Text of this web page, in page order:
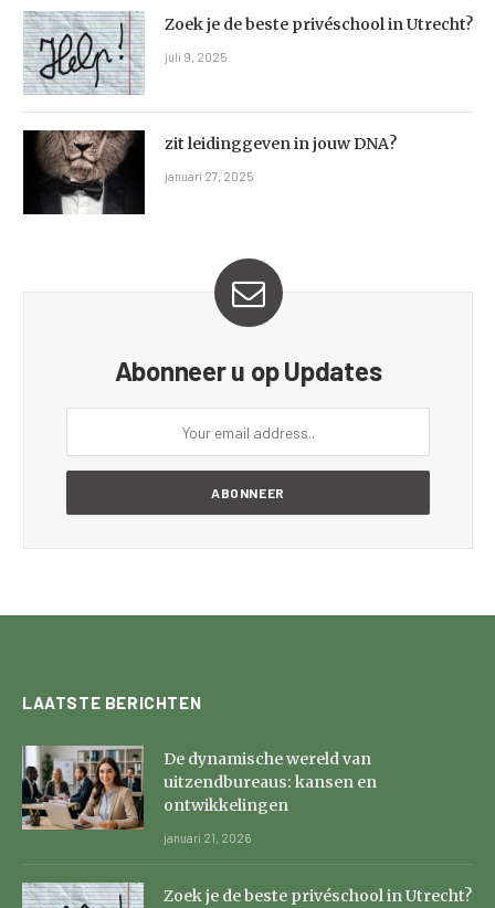
Zoek je de beste privéschool in Utrecht?
juli 9, 2025
zit leidinggeven in jouw DNA?
januari 27, 2025
Abonneer u op Updates
LAATSTE BERICHTEN
De dynamische wereld van
uitzendbureaus: kansen en
ontwikkelingen
januari 21, 2026
Zoek je de beste privéschool in Utrecht?